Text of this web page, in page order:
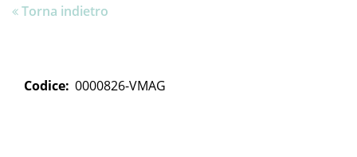
Torna indietro
Codice: 0000826-VMAG